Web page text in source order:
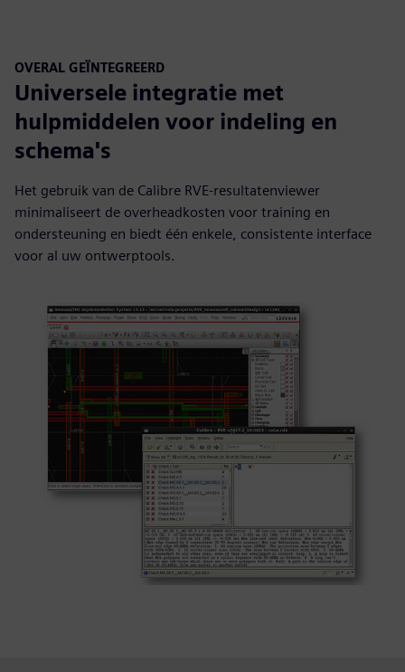
OVERAL GEÏNTEGREERD
Universele integratie met
hulpmiddelen voor indeling en
schema's
Het gebruik van de Calibre RVE-resultatenviewer
minimaliseert de overheadkosten voor training en
ondersteuning en biedt één enkele, consistente interface
voor al uw ontwerptools.